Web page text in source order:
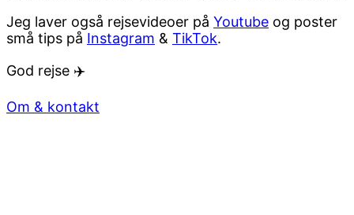
Jeg laver også rejsevideoer på Youtube og poster
små tips på Instagram & TikTok.
God rejse ✈️
Om & kontakt